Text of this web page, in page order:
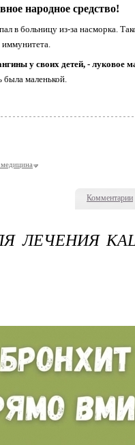
Комментарии
народное средство!
в больницу из-за насморка.
иммунитета.
у своих детей, - луковое
была маленькой.
ЛЕЧЕНИЯ